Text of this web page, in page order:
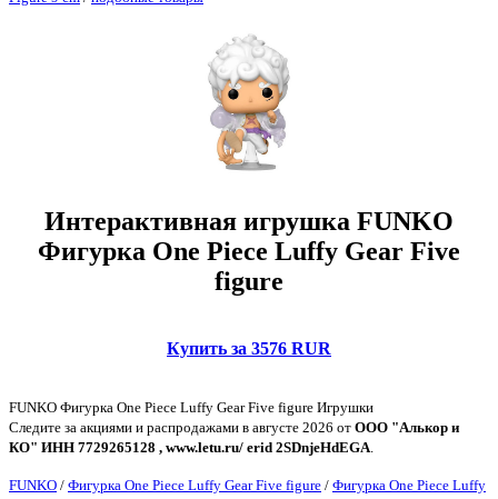
Интерактивная игрушка FUNKO
Фигурка One Piece Luffy Gear Five
figure
Купить за 3576 RUR
FUNKO Фигурка One Piece Luffy Gear Five figure Игрушки
Следите за акциями и распродажами в августе 2026 от ООО "Алькор и
КО" ИНН 7729265128 , www.letu.ru/ erid 2SDnjeHdEGA
FUNKO / Фигурка One Piece Luffy Gear Five figure / Фигурка One Piece Luffy